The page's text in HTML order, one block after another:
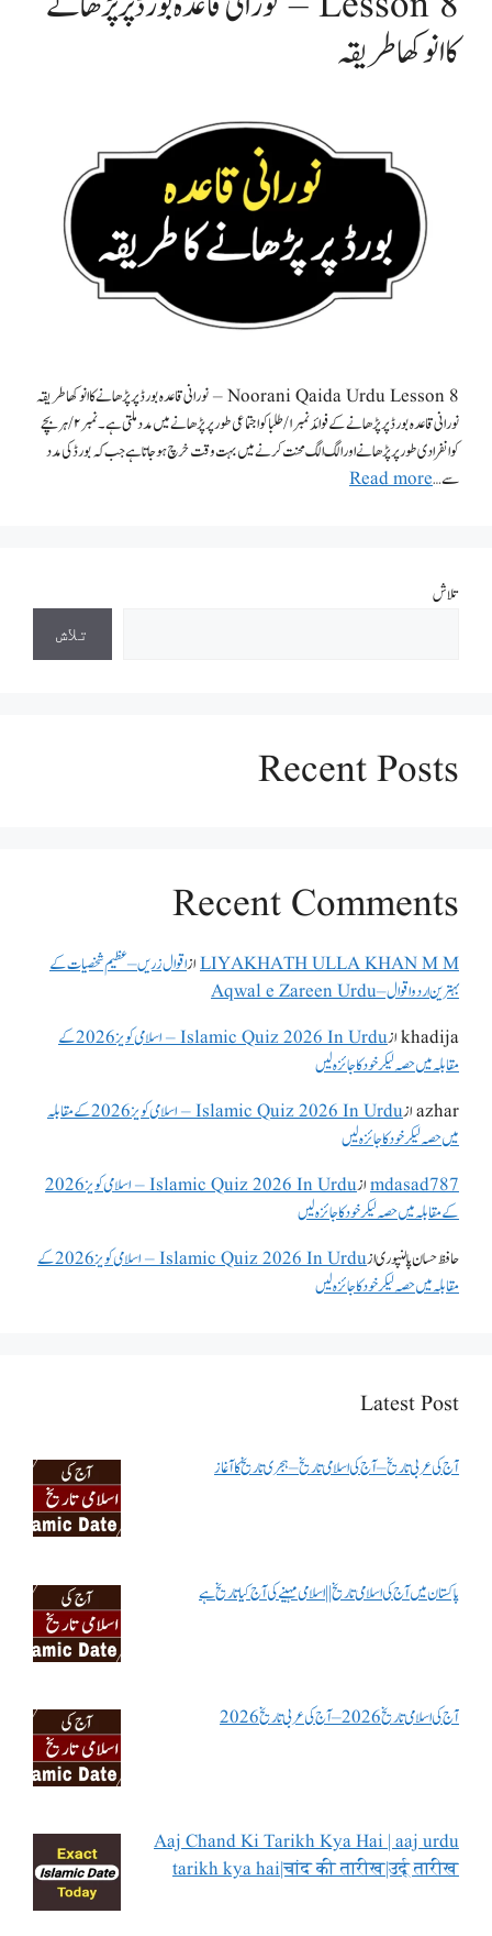
کا انوکھا طریقہ
Noorani Qaida Urdu Lesson 8 – نورانی قاعدہ بورڈ پر پڑھانے کا انوکھا طریقہ
نورانی قاعدہ بورڈ پر پڑھانےکے فوائد نمبر۱/طلبا کو اجتماعی طور پر پڑھانے میں مدد ملتی ہے۔ نمبر۲/ ہر بچے
کو انفرادی طور پر پڑھانے اور الگ الگ محنت کرنےمیں بہت وقت خرچ ہو جاتا ہے جب کہ بورڈ کی مدد
سے …Read more
تلاش
تلاش
Recent Posts
Recent Comments
LIYAKHATH ULLA KHAN M Mازاقوال زریں – عظیم شخصیات کے
بہترین اردو اقوال – Aqwal e Zareen Urdu
khadijaاز
Islamic Quiz 2026 In Urdu – اسلامی کویز 2026 کے
مقابلہ میں حصہ لیکر خود کا جائزہ لیں
azharاز
Islamic Quiz 2026 In Urdu – اسلامی کویز 2026 کے مقابلہ
میں حصہ لیکر خود کا جائزہ لیں
mdasad787از
Islamic Quiz 2026 In Urdu – اسلامی کویز 2026
کے مقابلہ میں حصہ لیکر خود کا جائزہ لیں
حافظ حسان پالنپوریاز
Islamic Quiz 2026 In Urdu – اسلامی کویز 2026 کے
مقابلہ میں حصہ لیکر خود کا جائزہ لیں
Latest Post
آج کی عربی تاریخ – آج کی اسلامی تاریخ – ہجری تاریخ کا آغاز
پاکستان میں آج کی اسلامی تاریخ || اسلامی مہینے کی آج کیا تاریخ ہے
آج کی اسلامی تاریخ 2026 – آج کی عربی تاریخ 2026
Aaj Chand Ki Tarikh Kya Hai | aaj urdu
tarikh kya hai|चांद की तारीख|उर्दू तारीख